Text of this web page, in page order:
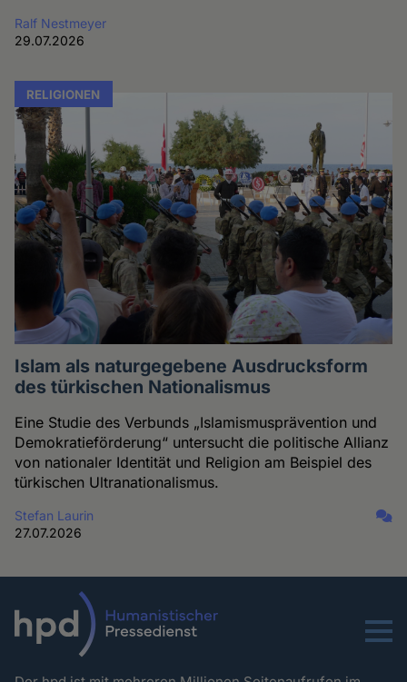
Ralf Nestmeyer
29.07.2026
RELIGIONEN
Islam als naturgegebene Ausdrucksform
des türkischen Nationalismus
Eine Studie des Verbunds „Islamismusprävention und
Demokratieförderung“ untersucht die politische Allianz
von nationaler Identität und Religion am Beispiel des
türkischen Ultranationalismus.
Stefan Laurin
27.07.2026
Menu